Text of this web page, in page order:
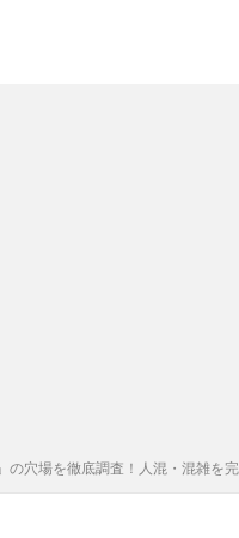
の穴場を徹底調査！人混・混雑を完